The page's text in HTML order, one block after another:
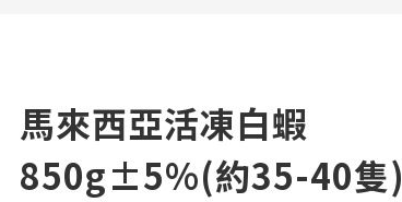
馬來西亞活凍白蝦
850g±5%(約35-40隻)